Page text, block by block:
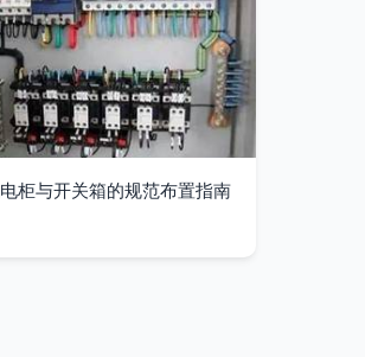
柜与开关箱的规范布置指南